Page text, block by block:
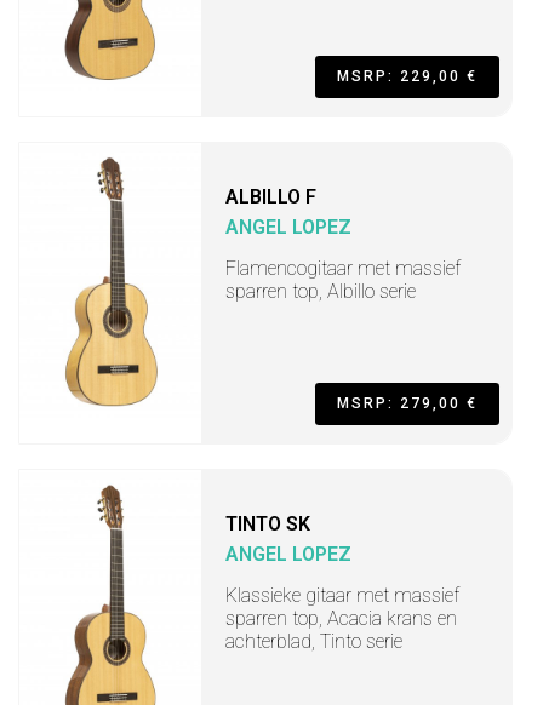
MSRP: 229,00 €
ALBILLO F
ANGEL LOPEZ
Flamencogitaar met massief
sparren top, Albillo serie
MSRP: 279,00 €
TINTO SK
ANGEL LOPEZ
Klassieke gitaar met massief
sparren top, Acacia krans en
achterblad, Tinto serie